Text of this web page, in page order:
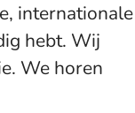
internationale
hebt. Wij
We horen